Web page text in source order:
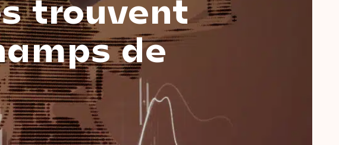
trouvent
de